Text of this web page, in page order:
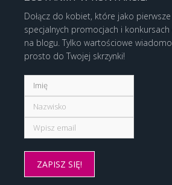
Dołącz do kobiet, które jako
specjalnych promocjach i
na blogu. Tylko wartościowe
prosto do Twojej skrzynki!